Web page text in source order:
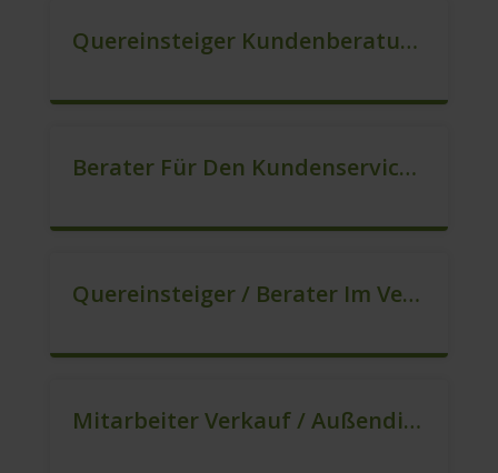
Quereinsteiger Kundenberatung (Außendienst) (m/w/d)
Berater Für Den Kundenservice (m/w/d)
Quereinsteiger / Berater Im Vertrieb – Ab Sofort (m/w/d)
Mitarbeiter Verkauf / Außendienst (m/w/d)